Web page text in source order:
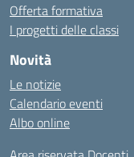
Offerta formativa
I progetti delle classi
Novità
Le notizie
Calendario eventi
Albo online